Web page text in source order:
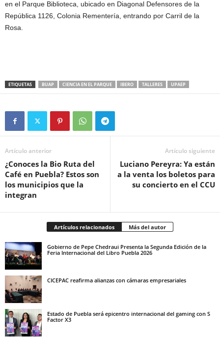
en el Parque Biblioteca, ubicado en Diagonal Defensores de la
República 1126, Colonia Rementería, entrando por Carril de la
Rosa.
ETIQUETAS BUAP CIENCIA EN EL PARQUE IBERO TALLERES UPAEP
Artículo anterior
¿Conoces la Bio Ruta del
Café en Puebla? Estos son
los municipios que la
integran
Artículo siguiente
Luciano Pereyra: Ya están
a la venta los boletos para
su concierto en el CCU
Artículos relacionados Más del autor
Gobierno de Pepe Chedraui Presenta la Segunda Edición de la
Feria Internacional del Libro Puebla 2026
CICEPAC reafirma alianzas con cámaras empresariales
Estado de Puebla será epicentro internacional del gaming con S
Factor X3